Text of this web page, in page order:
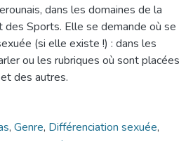
dans les domaines de la
Sports. Elle se demande où se
(si elle existe !) : dans les
ou les rubriques où sont placées
des autres.
, Genre, Différenciation sexuée,